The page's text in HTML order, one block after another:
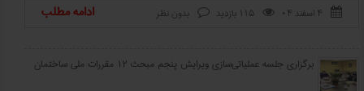
 ۴ اسفند ۰۴  115 بازدید  بدون نظر ادامه مطلب
برگزاری جلسه عملیاتی‌سازی ویرایش پنجم مبحث ۱۲ مقررات ملی ساختمان